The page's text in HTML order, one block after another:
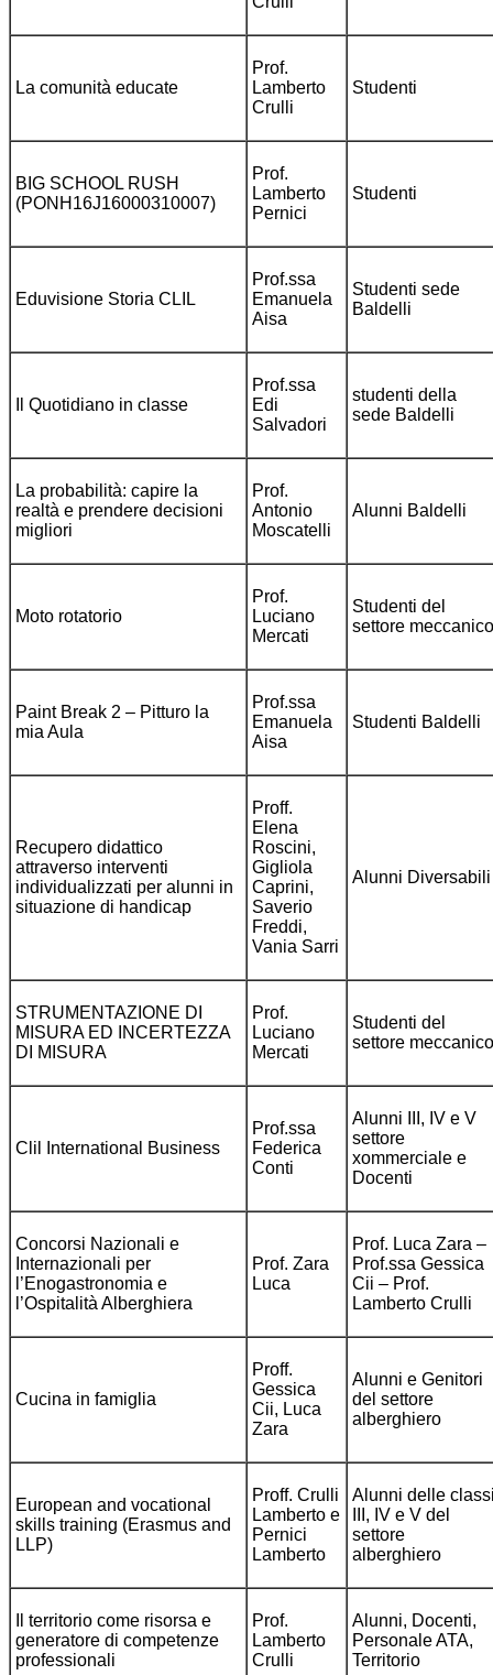
La comunità educate
Prof.
Lamberto
Crulli
Studenti
BIG SCHOOL RUSH
(PONH16J16000310007)
Prof.
Lamberto
Pernici
Studenti
Eduvisione Storia CLIL
Prof.ssa
Emanuela
Aisa
Studenti sede
Baldelli
Il Quotidiano in classe
Prof.ssa
Edi
Salvadori
studenti della
sede Baldelli
La probabilità: capire la
realtà e prendere decisioni
migliori
Prof.
Antonio
Moscatelli
Alunni Baldelli
Moto rotatorio
Prof.
Luciano
Mercati
Studenti del
settore meccanico
Paint Break 2 – Pitturo la
mia Aula
Prof.ssa
Emanuela
Aisa
Studenti Baldelli
Recupero didattico
attraverso interventi
individualizzati per alunni in
situazione di handicap
Proff.
Elena
Roscini,
Gigliola
Caprini,
Saverio
Freddi,
Vania Sarri
Alunni Diversabili
STRUMENTAZIONE DI
MISURA ED INCERTEZZA
DI MISURA
Prof.
Luciano
Mercati
Studenti del
settore meccanico
Clil International Business
Prof.ssa
Federica
Conti
Alunni III, IV e V
settore
xommerciale e
Docenti
Concorsi Nazionali e
Internazionali per
l’Enogastronomia e
l’Ospitalità Alberghiera
Prof. Zara
Luca
Prof. Luca Zara –
Prof.ssa Gessica
Cii – Prof.
Lamberto Crulli
Cucina in famiglia
Proff.
Gessica
Cii, Luca
Zara
Alunni e Genitori
del settore
alberghiero
European and vocational
skills training (Erasmus and
LLP)
Proff. Crulli
Lamberto e
Pernici
Lamberto
Alunni delle
III, IV e V del
settore
alberghiero
Il territorio come risorsa e
generatore di competenze
professionali
Prof.
Lamberto
Crulli
Alunni, Docenti,
Personale ATA,
Territorio